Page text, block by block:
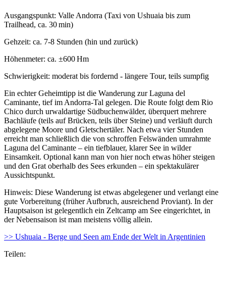
Ausgangspunkt: Valle Andorra (Taxi von Ushuaia bis zum
Trailhead, ca. 30 min)
Gehzeit: ca. 7-8 Stunden (hin und zurück)
Höhenmeter: ca. ±600 Hm
Schwierigkeit: moderat bis fordernd - längere Tour, teils sumpfig
Ein echter Geheimtipp ist die Wanderung zur Laguna del
Caminante, tief im Andorra-Tal gelegen. Die Route folgt dem Rio
Chico durch urwaldartige Südbuchenwälder, überquert mehrere
Bachläufe (teils auf Brücken, teils über Steine) und verläuft durch
abgelegene Moore und Gletschertäler. Nach etwa vier Stunden
erreicht man schließlich die von schroffen Felswänden umrahmte
Laguna del Caminante – ein tiefblauer, klarer See in wilder
Einsamkeit. Optional kann man von hier noch etwas höher steigen
und den Grat oberhalb des Sees erkunden – ein spektakulärer
Aussichtspunkt.
Hinweis: Diese Wanderung ist etwas abgelegener und verlangt eine
gute Vorbereitung (früher Aufbruch, ausreichend Proviant). In der
Hauptsaison ist gelegentlich ein Zeltcamp am See eingerichtet, in
der Nebensaison ist man meistens völlig allein.
>> Ushuaia - Berge und Seen am Ende der Welt in Argentinien
Teilen: